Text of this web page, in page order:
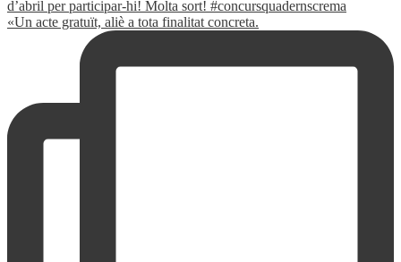
«Un acte gratuït, aliè a tota finalitat concreta.